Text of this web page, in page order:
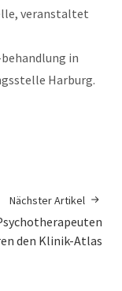
veranstaltet
in
Harburg.
Nächster Artikel
den Klinik-Atlas